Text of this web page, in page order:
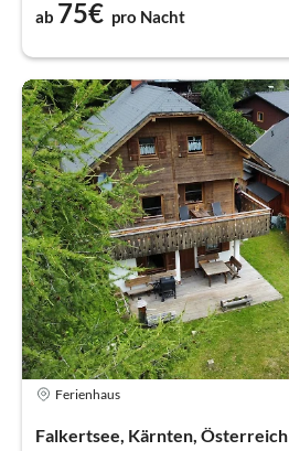
ab 75€ pro Nacht
Ferienhaus
Falkertsee, Kärnten, Österreich